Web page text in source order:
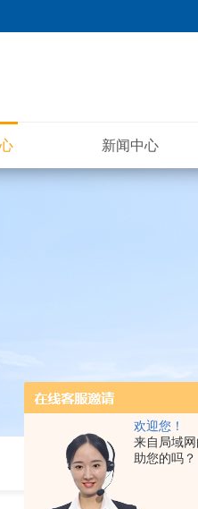
欢迎您！
来自局域
助您的吗？
新闻中心